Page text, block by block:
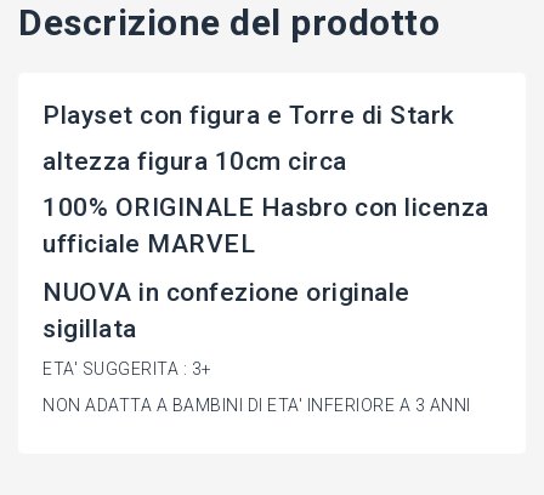
Descrizione del prodotto
Playset con figura e Torre di Stark
altezza figura 10cm circa
100% ORIGINALE Hasbro con licenza
ufficiale MARVEL
NUOVA in confezione originale
sigillata
ETA' SUGGERITA : 3+
NON ADATTA A BAMBINI DI ETA' INFERIORE A 3 ANNI